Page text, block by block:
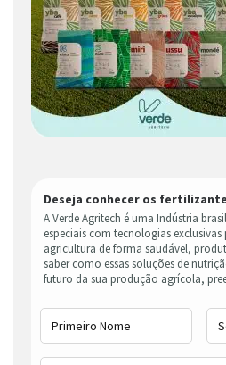
Deseja conhecer os
A Verde Agritech é uma Indústria
especiais com tecnologias
agricultura de forma saudável,
saber como essas soluções de
futuro da sua produção agrícola,